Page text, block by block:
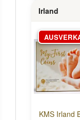
Irland
KMS Irland